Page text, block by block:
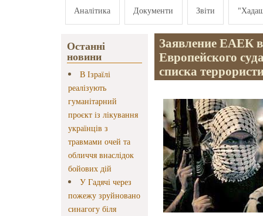
Аналітика Документи Звіти
Останні
новини
В Ізраїлі
реалізують
гуманітарний
проєкт із лікування
українців з
травмами очей та
обличчя внаслідок
бойових дій
У Гадячі через
пожежу зруйновано
синагогу біля
Заявление ЕАЕК
Европейского
списка